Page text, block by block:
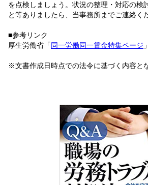
を点検しましょう。状況の整理・対応の検
と等ありましたら、当事務所までご連絡く
■参考リンク
厚生労働省「同一労働同一賃金特集ページ 」
※文書作成日時点での法令に基づく内容と